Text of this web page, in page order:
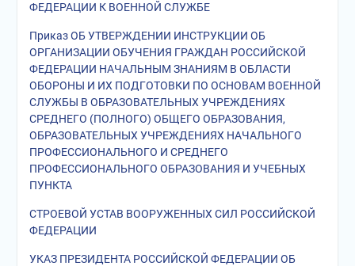
ФЕДЕРАЦИИ К ВОЕННОЙ СЛУЖБЕ
Приказ ОБ УТВЕРЖДЕНИИ ИНСТРУКЦИИ ОБ
ОРГАНИЗАЦИИ ОБУЧЕНИЯ ГРАЖДАН РОССИЙСКОЙ
ФЕДЕРАЦИИ НАЧАЛЬНЫМ ЗНАНИЯМ В ОБЛАСТИ
ОБОРОНЫ И ИХ ПОДГОТОВКИ ПО ОСНОВАМ ВОЕННОЙ
СЛУЖБЫ В ОБРАЗОВАТЕЛЬНЫХ УЧРЕЖДЕНИЯХ
СРЕДНЕГО (ПОЛНОГО) ОБЩЕГО ОБРАЗОВАНИЯ,
ОБРАЗОВАТЕЛЬНЫХ УЧРЕЖДЕНИЯХ НАЧАЛЬНОГО
ПРОФЕССИОНАЛЬНОГО И СРЕДНЕГО
ПРОФЕССИОНАЛЬНОГО ОБРАЗОВАНИЯ И УЧЕБНЫХ
ПУНКТА
СТРОЕВОЙ УСТАВ ВООРУЖЕННЫХ СИЛ РОССИЙСКОЙ
ФЕДЕРАЦИИ
УКАЗ ПРЕЗИДЕНТА РОССИЙСКОЙ ФЕДЕРАЦИИ ОБ